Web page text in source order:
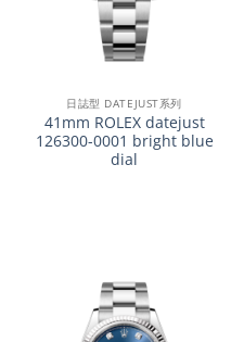
日誌型 DATEJUST系列
41mm ROLEX datejust
126300-0001 bright blue
dial